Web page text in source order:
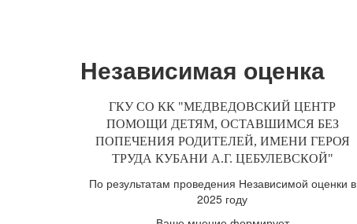
Независимая оценка
ГКУ СО КК "МЕДВЕДОВСКИЙ ЦЕНТР
ПОМОЩИ ДЕТЯМ, ОСТАВШИМСЯ БЕЗ
ПОПЕЧЕНИЯ РОДИТЕЛЕЙ, ИМЕНИ ГЕРОЯ
ТРУДА КУБАНИ А.Г. ЦЕБУЛЕВСКОЙ"
По результатам проведения Независимой оценки в
2025 году